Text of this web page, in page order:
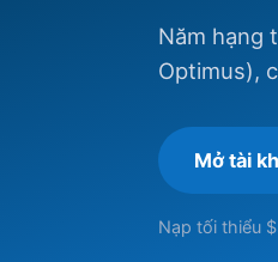
Năm hạng
Optimus),
Mở tài
Nạp tối thiểu